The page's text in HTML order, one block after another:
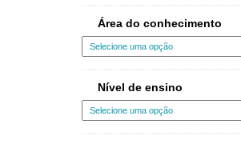
Área do conhecimento
Nível de ensino